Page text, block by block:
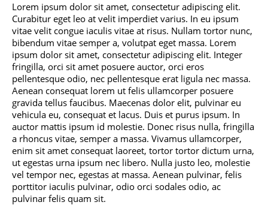
Lorem ipsum dolor sit amet, consectetur adipiscing elit.
Curabitur eget leo at velit imperdiet varius. In eu ipsum
vitae velit congue iaculis vitae at risus. Nullam tortor nunc,
bibendum vitae semper a, volutpat eget massa. Lorem
ipsum dolor sit amet, consectetur adipiscing elit. Integer
fringilla, orci sit amet posuere auctor, orci eros
pellentesque odio, nec pellentesque erat ligula nec massa.
Aenean consequat lorem ut felis ullamcorper posuere
gravida tellus faucibus. Maecenas dolor elit, pulvinar eu
vehicula eu, consequat et lacus. Duis et purus ipsum. In
auctor mattis ipsum id molestie. Donec risus nulla, fringilla
a rhoncus vitae, semper a massa. Vivamus ullamcorper,
enim sit amet consequat laoreet, tortor tortor dictum urna,
ut egestas urna ipsum nec libero. Nulla justo leo, molestie
vel tempor nec, egestas at massa. Aenean pulvinar, felis
porttitor iaculis pulvinar, odio orci sodales odio, ac
pulvinar felis quam sit.